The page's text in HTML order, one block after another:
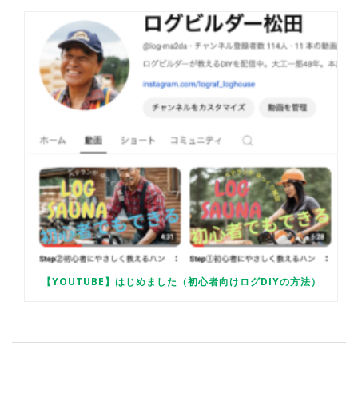
【YOUTUBE】はじめました（初心者向けログDIYの方法）